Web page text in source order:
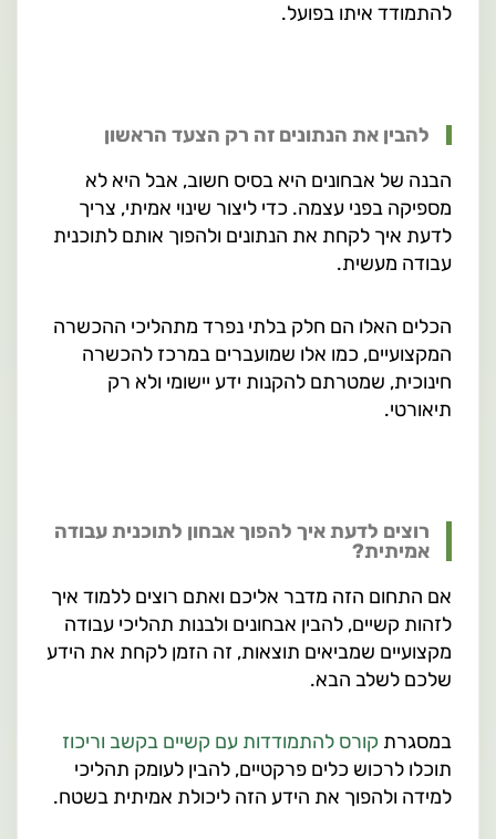
להתמודד איתו בפועל.
להבין את הנתונים זה רק הצעד הראשון
הבנה של אבחונים היא בסיס חשוב, אבל היא לא
מספיקה בפני עצמה. כדי ליצור שינוי אמיתי, צריך
לדעת איך לקחת את הנתונים ולהפוך אותם לתוכנית
עבודה מעשית.
הכלים האלו הם חלק בלתי נפרד מתהליכי ההכשרה
המקצועיים, כמו אלו שמועברים במרכז להכשרה
חינוכית, שמטרתם להקנות ידע יישומי ולא רק
תיאורטי.
רוצים לדעת איך להפוך אבחון לתוכנית עבודה
אמיתית?
אם התחום הזה מדבר אליכם ואתם רוצים ללמוד איך
לזהות קשיים, להבין אבחונים ולבנות תהליכי עבודה
מקצועיים שמביאים תוצאות, זה הזמן לקחת את הידע
שלכם לשלב הבא.
במסגרת קורס להתמודדות עם קשיים בקשב וריכוז
תוכלו לרכוש כלים פרקטיים, להבין לעומק תהליכי
למידה ולהפוך את הידע הזה ליכולת אמיתית בשטח.